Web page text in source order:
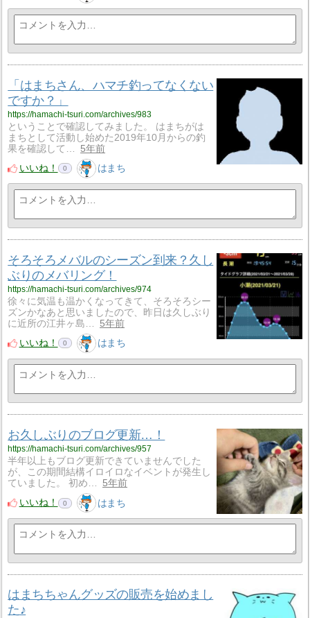
「はまちさん、ハマチ釣ってなくない
ですか？」
https://hamachi-tsuri.com/archives/983
ということで確認してみました。 はまちがは
まちとして活動し始めた2019年10月からの釣
果を確認して…
5年前
いいね！
0 はまち
そろそろメバルのシーズン到来？久し
ぶりのメバリング！
https://hamachi-tsuri.com/archives/974
徐々に気温も温かくなってきて、そろそろシー
ズンかなあと思いましたので、昨日は久しぶり
に近所の江井ヶ島…
5年前
いいね！
0 はまち
お久しぶりのブログ更新…！
https://hamachi-tsuri.com/archives/957
半年以上もブログ更新できていませんでした
が、この期間結構イロイロなイベントが発生し
ていました。 初め…
5年前
いいね！
0 はまち
はまちちゃんグッズの販売を始めまし
た♪